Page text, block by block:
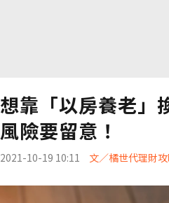
想靠「以房養老」
風險要留意！
2021-10-19 10:11 文／橘世代理財